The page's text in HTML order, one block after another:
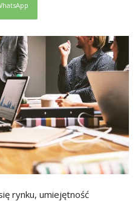
rynku, umiejętność